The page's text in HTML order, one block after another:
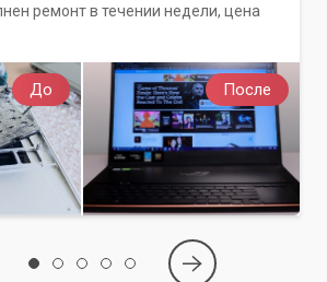
До После
ремонт в течении недели, цена